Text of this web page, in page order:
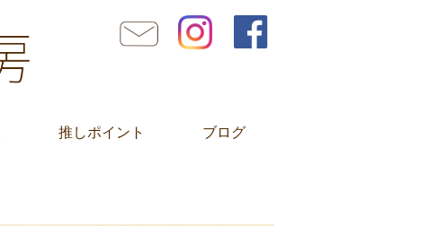
推しポイント ブログ